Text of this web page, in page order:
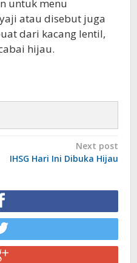
untuk menu
atau disebut juga
dari kacang lentil,
hijau.
Next post
IHSG Hari Ini Dibuka Hijau